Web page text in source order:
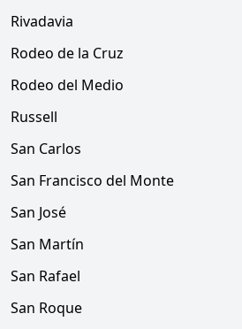
Rivadavia
Rodeo de la Cruz
Rodeo del Medio
Russell
San Carlos
San Francisco del Monte
San José
San Martín
San Rafael
San Roque